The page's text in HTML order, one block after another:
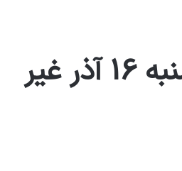
مدارس استان تهران تا پنج شنبه 16 آذر غیر